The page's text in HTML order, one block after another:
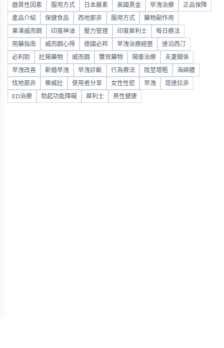
器質性因素 服用方式 日本藤素 美國黑金 早洩治療 正品保障
產品介紹 保健食品 西地那非 服用方式 藥物副作用
果凍威而鋼 印度神油 壓力管理 印度犀利士 每日療法
用藥指南 威而鋼心得 德國必邦 早洩治療經歷 達泊西汀
必利勁 壯陽藥物 威而鋼 雙效藥物 陽痿治療 夫妻關係
早洩改善 新婚早洩 早洩診斷 行為療法 陰莖增粗 海綿體
伐地那非 樂威壯 使用者分享 女性性慾 早洩 塔達拉非
ED治療 勃起功能障礙 犀利士 男性健康